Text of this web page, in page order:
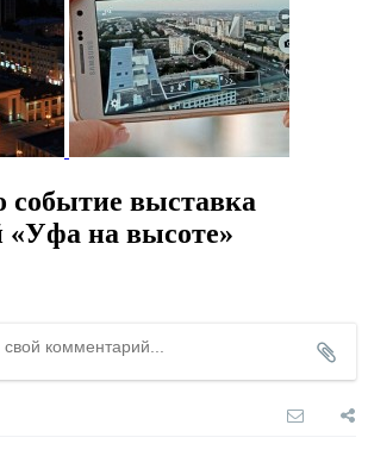
выставка
«Уфа на высоте»